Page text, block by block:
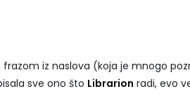
frazom iz naslova (koja je mnogo
sve ono što Librarion radi, evo